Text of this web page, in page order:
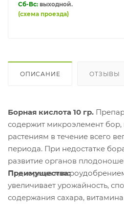
Сб-Вс: выходной.
(схема проезда)
ОПИСАНИЕ ОТЗЫВЫ
Борная кислота 10 гр.
содержит микроэлемент
растениям в течение всего
периода. При недостатке
развитие органов
Подкормка
увеличивает урожайность,
содержания сахара,
Преимущества: